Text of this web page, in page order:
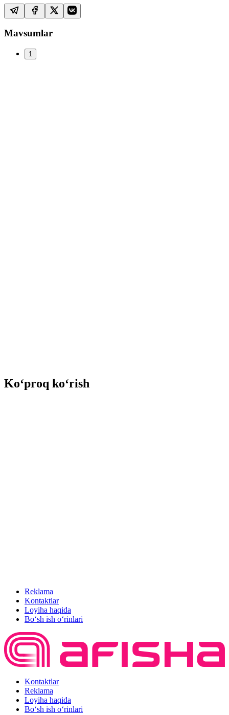
Mavsumlar
1
Ko‘proq ko‘rish
Reklama
Kontaktlar
Loyiha haqida
Bo‘sh ish o‘rinlari
Kontaktlar
Reklama
Loyiha haqida
Bo‘sh ish o‘rinlari